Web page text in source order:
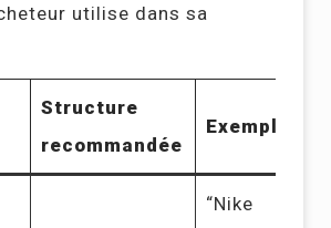
utilise dans sa
Structure
recommandée
Exemple
“Nike